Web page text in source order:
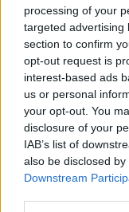
processing of your
targeted advertising
section to confirm
opt-out request is
interest-based ads
us or personal
your opt-out. You
disclosure of your
IAB’s list of
also be disclosed
Downstream
AUTEUR